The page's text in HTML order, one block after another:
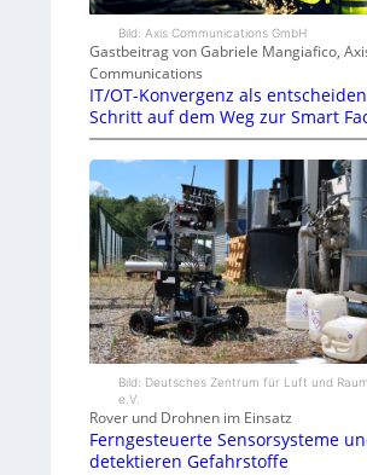
Bild: Axis Communications GmbH
Gastbeitrag von Gabriele Mangiafico,
Communications
IT/OT-Konvergenz als
Schritt auf dem Weg zur Smart
Bild: Deutsches Zentrum für Luft und
e.V.
Rover und Drohnen im Einsatz
Ferngesteuerte Sensorsysteme
detektieren Gefahrstoffe